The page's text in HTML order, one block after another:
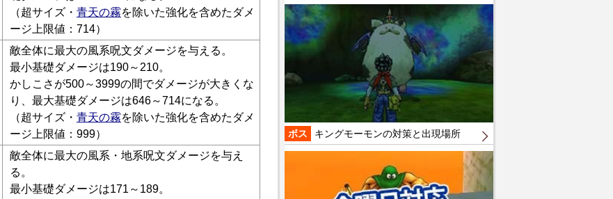
（超サイズ・ 青天の霧を除いた強化を含めたダメ
ージ上限値：714）
敵全体に最大の風系呪文ダメージを与える。
最小基礎ダメージは190～210。
かしこさが500～3999の間でダメージが大きくな
り、最大基礎ダメージは646～714になる。
（超サイズ・ 青天の霧を除いた強化を含めたダメ
ージ上限値：999）
敵全体に最大の風系・地系呪文ダメージを与え
る。
最小基礎ダメージは171～189。
ボス キングモーモンの対策と出現場所